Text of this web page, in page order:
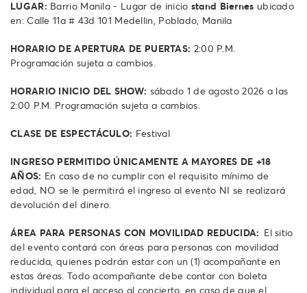
LUGAR: Barrio Manila - Lugar de inicio stand Biernes ubicado
en: Calle 11a # 43d 101 Medellin, Poblado, Manila
HORARIO DE APERTURA DE PUERTAS: 2:00 P.M.
Programación sujeta a cambios.
HORARIO INICIO DEL SHOW: sábado 1 de agosto 2026 a las
2:00 P.M. Programación sujeta a cambios.
CLASE DE ESPECTÁCULO: Festival
INGRESO PERMITIDO ÚNICAMENTE A MAYORES DE +18
AÑOS: En caso de no cumplir con el requisito mínimo de
edad, NO se le permitirá el ingreso al evento NI se realizará
devolución del dinero.
ÁREA PARA PERSONAS CON MOVILIDAD REDUCIDA: El sitio
del evento contará con áreas para personas con movilidad
reducida, quienes podrán estar con un (1) acompañante en
estas áreas. Todo acompañante debe contar con boleta
individual para el acceso al concierto, en caso de que el